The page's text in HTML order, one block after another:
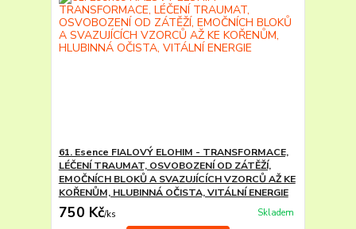
61. Esence FIALOVÝ ELOHIM - TRANSFORMACE,
LÉČENÍ TRAUMAT, OSVOBOZENÍ OD ZÁTĚŽÍ,
EMOČNÍCH BLOKŮ A SVAZUJÍCÍCH VZORCŮ AŽ KE
KOŘENŮM, HLUBINNÁ OČISTA, VITÁLNÍ ENERGIE
750 Kč/ks Skladem